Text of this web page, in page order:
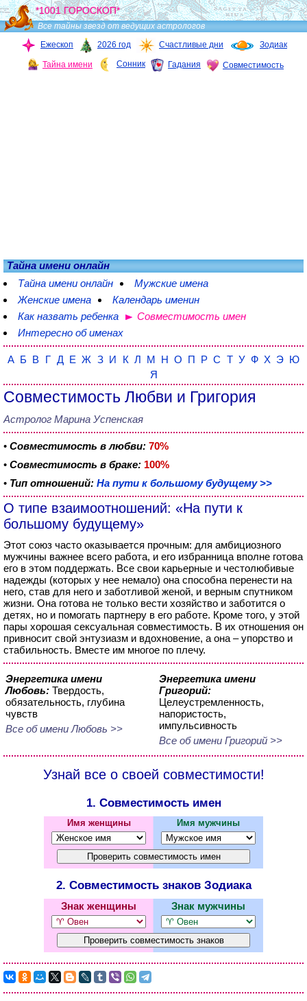
*1001 ГОРОСКОП*
Все тайны звезд от ведущих астрологов
Ежескоп
2026 год Счастливые дни Зодиак
Тайна имени Сонник Гадания Совместимость
Тайна имени онлайн
Тайна имени онлайн
Мужские имена
Женские имена
Календарь именин
Как назвать ребенка
Совместимость имен
Интересно об именах
А Б В Г Д Е Ж З И К Л М Н О П Р С Т У Ф Х Э Ю
Я
Совместимость Любви и Григория
Астролог Марина Успенская
• Совместимость в любви: 70%
• Совместимость в браке: 100%
• Тип отношений: На пути к большому будущему >>
О типе взаимоотношений: «На пути к
большому будущему»
Этот союз часто оказывается прочным: для амбициозного
мужчины важнее всего работа, и его избранница вполне готова
его в этом поддержать. Все свои карьерные и честолюбивые
надежды (которых у нее немало) она способна перенести на
него, став для него и заботливой женой, и верным спутником
жизни. Она готова не только вести хозяйство и заботится о
детях, но и помогать партнеру в его работе. Кроме того, у этой
пары хорошая сексуальная совместимость. В их отношения он
привносит свой энтузиазм и вдохновение, а она – упорство и
стабильность. Вместе им многое по плечу.
Энергетика имени
Любовь: Твердость,
обязательность, глубина
чувств
Все об имени Любовь >>
Энергетика имени
Григорий:
Целеустремленность,
напористость,
импульсивность
Все об имени Григорий >>
Узнай все о своей совместимости!
1. Совместимость имен
Имя женщины Имя мужчины
2. Совместимость знаков Зодиака
Знак женщины Знак мужчины